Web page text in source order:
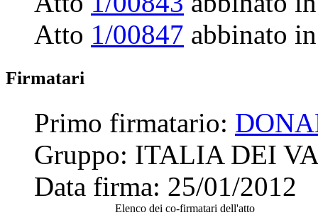
Atto 1/00847 abbinato
Firmatari
Primo firmatario:
Gruppo: ITALIA DEI
Data firma: 25/01/2012
Elenco dei co-firmatari dell'atto